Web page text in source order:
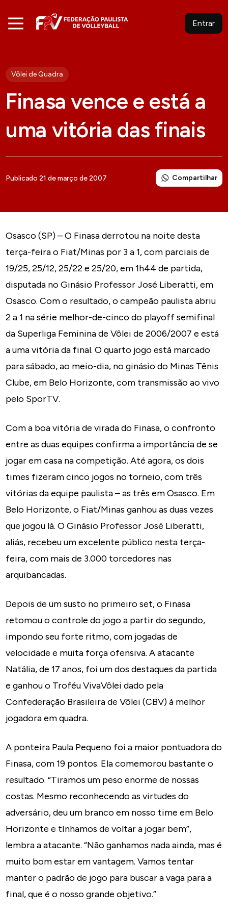
Entrar
Vôlei de Quadra
Finasa vence e está a
uma vitória das finais
Publicado 21 de março de 2007 Compartilhar
Osasco (SP) – O Finasa derrotou na noite desta
terça-feira o Fiat/Minas por 3 a 1, com parciais de
19/25, 25/12, 25/22 e 25/20, em 1h44 de partida,
disputada no Ginásio Professor José Liberatti, em
Osasco. Com o resultado, o campeão paulista abriu
2 a 1 na série melhor-de-cinco do playoff semifinal
da Superliga Feminina de Vôlei de 2006/2007 e está
a uma vitória da final. O quarto jogo está marcado
para sábado, ao meio-dia, no ginásio do Minas Tênis
Clube, em Belo Horizonte, com transmissão ao vivo
pelo SporTV.
Com a boa vitória de virada do Finasa, o confronto
entre as duas equipes confirma a importância de se
jogar em casa na competição. Até agora, os dois
times fizeram cinco jogos no torneio, com três
vitórias da equipe paulista – as três em Osasco. Em
Belo Horizonte, o Fiat/Minas ganhou as duas vezes
que jogou lá. O Ginásio Professor José Liberatti,
aliás, recebeu um excelente público nesta terça-
feira, com mais de 3.000 torcedores nas
arquibancadas.
Depois de um susto no primeiro set, o Finasa
retomou o controle do jogo a partir do segundo,
impondo seu forte ritmo, com jogadas de
velocidade e muita força ofensiva. A atacante
Natália, de 17 anos, foi um dos destaques da partida
e ganhou o Troféu VivaVôlei dado pela
Confederação Brasileira de Vôlei (CBV) à melhor
jogadora em quadra.
A ponteira Paula Pequeno foi a maior pontuadora do
Finasa, com 19 pontos. Ela comemorou bastante o
resultado. “Tiramos um peso enorme de nossas
costas. Mesmo reconhecendo as virtudes do
adversário, deu um branco em nosso time em Belo
Horizonte e tínhamos de voltar a jogar bem”,
lembra a atacante. “Não ganhamos nada ainda, mas é
muito bom estar em vantagem. Vamos tentar
manter o padrão de jogo para buscar a vaga para a
final, que é o nosso grande objetivo.”